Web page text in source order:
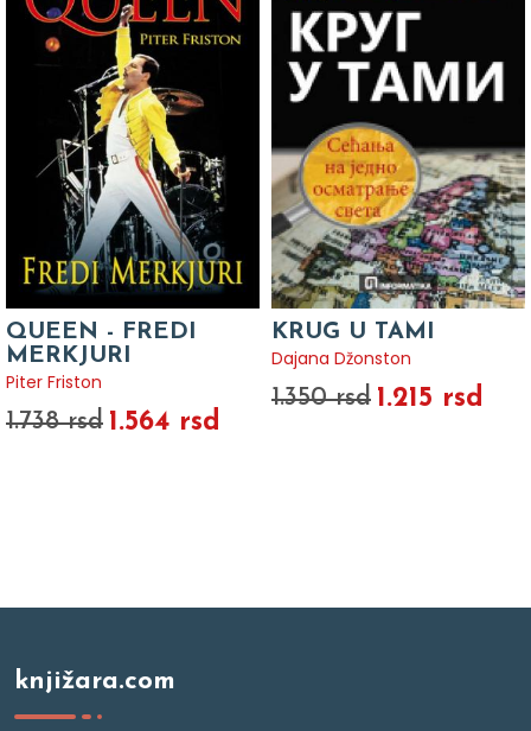
QUEEN - FREDI
MERKJURI
Piter Friston
1.738 rsd 1.564 rsd
KRUG U TAMI
Dajana Džonston
1.350 rsd 1.215 rsd
knjižara.com